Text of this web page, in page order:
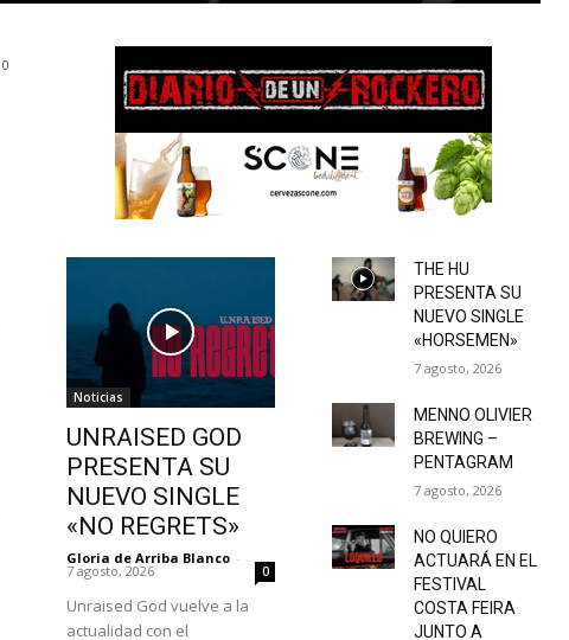
0
Noticias
UNRAISED GOD
PRESENTA SU
NUEVO SINGLE
«NO REGRETS»
Gloria de Arriba Blanco -
7 agosto, 2026 0
Unraised God vuelve a la
actualidad con el
THE HU
PRESENTA SU
NUEVO SINGLE
«HORSEMEN»
7 agosto, 2026
MENNO OLIVIER
BREWING –
PENTAGRAM
7 agosto, 2026
NO QUIERO
ACTUARÁ EN EL
FESTIVAL
COSTA FEIRA
JUNTO A